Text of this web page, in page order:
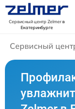
Сервисный центр Zelmerв
Екатеринбурге
Сервисный